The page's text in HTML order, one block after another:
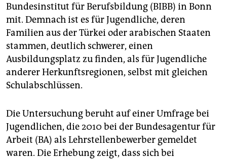
genossenschaft
epaper login
Bundesinstitut für Berufsbildung (BIBB) in Bonn
mit. Demnach ist es für Jugendliche, deren
Familien aus der Türkei oder arabischen Staaten
stammen, deutlich schwerer, einen
Ausbildungsplatz zu finden, als für Jugendliche
anderer Herkunftsregionen, selbst mit gleichen
Schulabschlüssen.
Die Untersuchung beruht auf einer Umfrage bei
Jugendlichen, die 2010 bei der Bundesagentur für
Arbeit (BA) als Lehrstellenbewerber gemeldet
waren. Die Erhebung zeigt, dass sich bei